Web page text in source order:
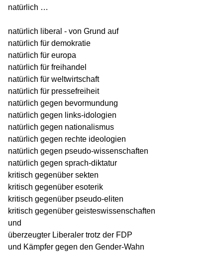
natürlich …
natürlich liberal - von Grund auf
natürlich für demokratie
natürlich für europa
natürlich für freihandel
natürlich für weltwirtschaft
natürlich für pressefreiheit
natürlich gegen bevormundung
natürlich gegen links-idologien
natürlich gegen nationalismus
natürlich gegen rechte ideologien
natürlich gegen pseudo-wissenschaften
natürlich gegen sprach-diktatur
kritisch gegenüber sekten
kritisch gegenüber esoterik
kritisch gegenüber pseudo-eliten
kritisch gegenüber geisteswissenschaften
und
überzeugter Liberaler trotz der FDP
und Kämpfer gegen den Gender-Wahn